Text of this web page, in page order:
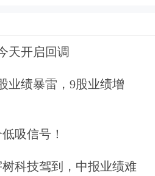
。”
平安集团归属于母公
亿元，同比下降
润在净利润中剔除掉
更能体现寿险业务中
天开启回调
业绩暴雷，9股业绩增
吸信号！
科技驾到，中报业绩难